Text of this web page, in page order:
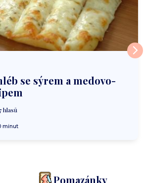
se sýrem a medovo-
hlasů
minut
Pomazánky